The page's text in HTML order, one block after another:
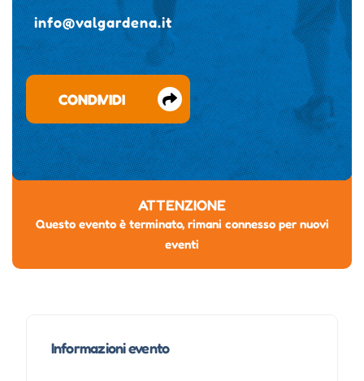
info@valgardena.it
CONDIVIDI
ATTENZIONE
Questo evento è terminato, rimani connesso per nuovi
eventi
Informazioni evento